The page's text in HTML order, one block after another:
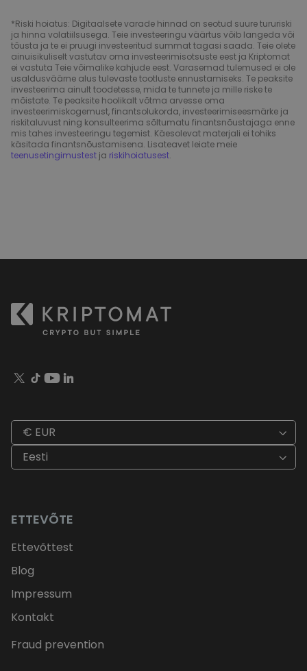
*Riski hoiatus: Digitaalsete varade hinnad on seotud suure tururiski
ja hinna volatiilsusega. Teie investeeringu väärtus võib langeda või
tõusta ja te ei pruugi investeeritud summat tagasi saada. Teie olete
ainuisikuliselt vastutav oma investeerimisotsuste eest ja Kriptomat
ei vastuta Teie võimalike kahjude eest. Varasemad tulemused ei ole
usaldusväärne alus tulevaste tootluste ennustamiseks. Te peaksite
investeerima ainult toodetesse, mida te tunnete ja mille riske te
mõistate. Te peaksite hoolikalt võtma arvesse oma
investeerimiskogemust, finantsolukorda, investeerimiseesmärke ja
riskitaluvust ning konsulteerima sõltumatu finantsnõustajaga enne
mis tahes investeeringu tegemist. Käesolevat materjali ei tohiks
käsitada finantsnõustamisena. Lisateavet leiate meie
teenusetingimustest ja riskihoiatusest.
€ EUR
Eesti
ETTEVÕTE
Ettevõttest
Blog
Impressum
Kontakt
Fraud prevention